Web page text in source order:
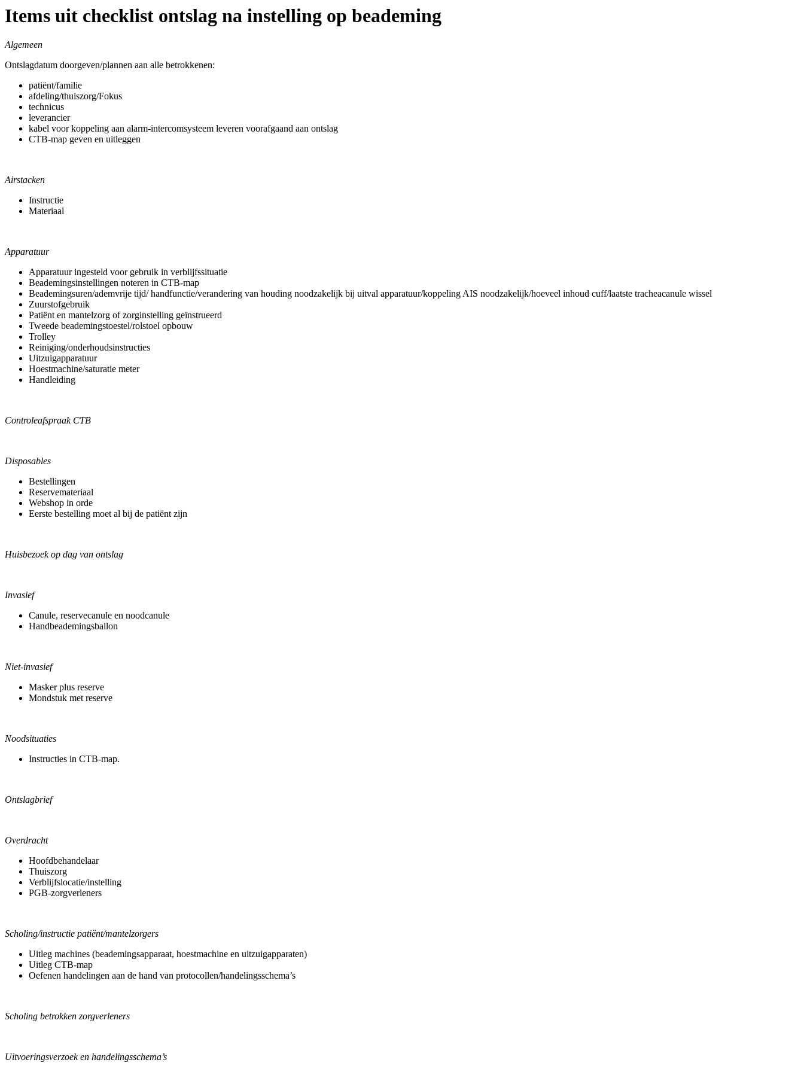
Items uit checklist ontslag na instelling op beademing
Algemeen
Ontslagdatum doorgeven/plannen aan alle betrokkenen:
patiënt/familie
afdeling/thuiszorg/Fokus
technicus
leverancier
kabel voor koppeling aan alarm-intercomsysteem leveren voorafgaand aan ontslag
CTB-map geven en uitleggen
Airstacken
Instructie
Materiaal
Apparatuur
Apparatuur ingesteld voor gebruik in verblijfssituatie
Beademingsinstellingen noteren in CTB-map
Beademingsuren/ademvrije tijd/ handfunctie/verandering van houding noodzakelijk bij uitval apparatuur/koppeling AIS noodzakelijk/hoeveel inhoud cuff/laatste tracheacanule wissel
Zuurstofgebruik
Patiënt en mantelzorg of zorginstelling geïnstrueerd
Tweede beademingstoestel/rolstoel opbouw
Trolley
Reiniging/onderhoudsinstructies
Uitzuigapparatuur
Hoestmachine/saturatie meter
Handleiding
Controleafspraak CTB
Disposables
Bestellingen
Reservemateriaal
Webshop in orde
Eerste bestelling moet al bij de patiënt zijn
Huisbezoek op dag van ontslag
Invasief
Canule, reservecanule en noodcanule
Handbeademingsballon
Niet-invasief
Masker plus reserve
Mondstuk met reserve
Noodsituaties
Instructies in CTB-map.
Ontslagbrief
Overdracht
Hoofdbehandelaar
Thuiszorg
Verblijfslocatie/instelling
PGB-zorgverleners
Scholing/instructie patiënt/mantelzorgers
Uitleg machines (beademingsapparaat, hoestmachine en uitzuigapparaten)
Uitleg CTB-map
Oefenen handelingen aan de hand van protocollen/handelingsschema’s
Scholing betrokken zorgverleners
Uitvoeringsverzoek en handelingsschema’s